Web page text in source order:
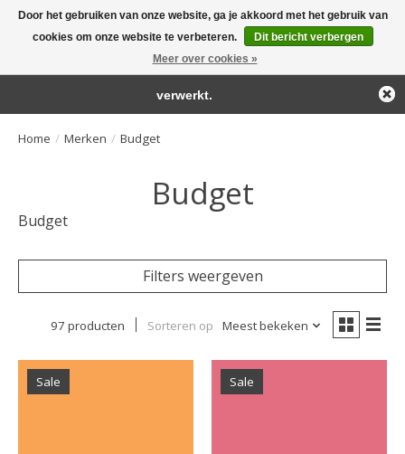
Large selection of products and fast shipping!
Home / Merken / Budget
Budget
Budget
Filters weergeven
97 producten Sorteren op Meest bekeken
Sale Sale
Door het gebruiken van onze website, ga je akkoord met het gebruik van
cookies om onze website te verbeteren.
Dit bericht verbergen
Meer over cookies »
← Keer terug naar de backofficeDeze winkel is in aanbouw.
Eventueel geplaatste orders zullen niet worden gehonoreerd of
verwerkt.